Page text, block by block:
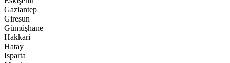
Gaziantep
Giresun
Gümüşhane
Hakkari
Hatay
Isparta